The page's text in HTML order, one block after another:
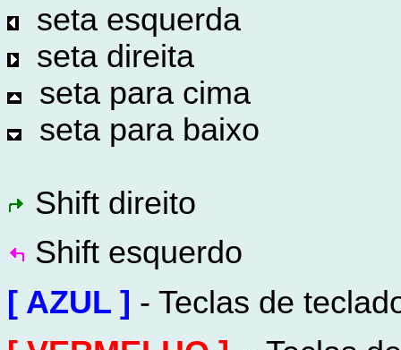
seta esquerda
seta direita
seta para cima
seta para baixo
Shift direito
Shift esquerdo
[ AZUL ] - Teclas de